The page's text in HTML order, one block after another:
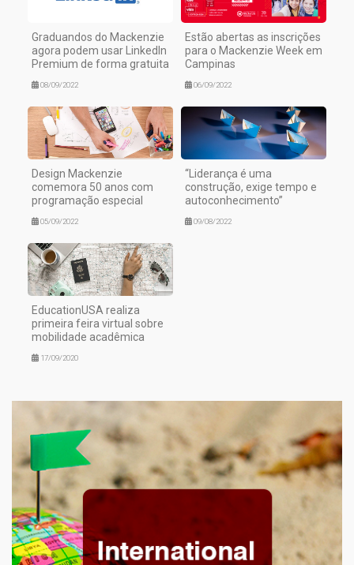
Graduandos do Mackenzie
agora podem usar LinkedIn
Premium de forma gratuita
08/09/2022
Estão abertas as inscrições
para o Mackenzie Week em
Campinas
06/09/2022
Design Mackenzie
comemora 50 anos com
programação especial
05/09/2022
“Liderança é uma
construção, exige tempo e
autoconhecimento”
09/08/2022
EducationUSA realiza
primeira feira virtual sobre
mobilidade acadêmica
17/09/2020